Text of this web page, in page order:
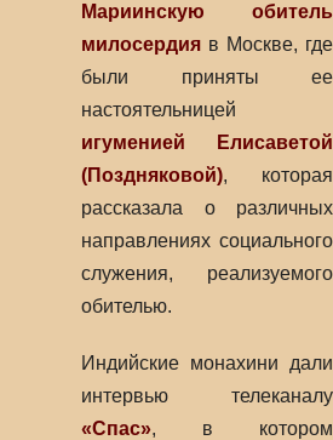
Мариинскую обитель
милосердия в Москве, где
были приняты ее
настоятельницей
игуменией Елисаветой
(Поздняковой), которая
рассказала о различных
направлениях социального
служения, реализуемого
обителью.
Индийские монахини дали
интервью телеканалу
«Спас», в котором